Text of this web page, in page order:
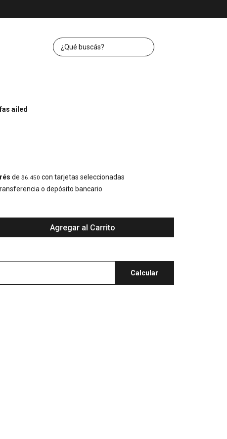
ailed
de $6.450 con tarjetas seleccionadas
o depósito bancario
Agregar al Carrito
Calcular